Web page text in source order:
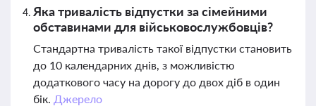
Яка тривалість відпустки за сімейними
обставинами для військовослужбовців?
Стандартна тривалість такої відпустки становить
до 10 календарних днів, з можливістю
додаткового часу на дорогу до двох діб в один
бік. Джерело